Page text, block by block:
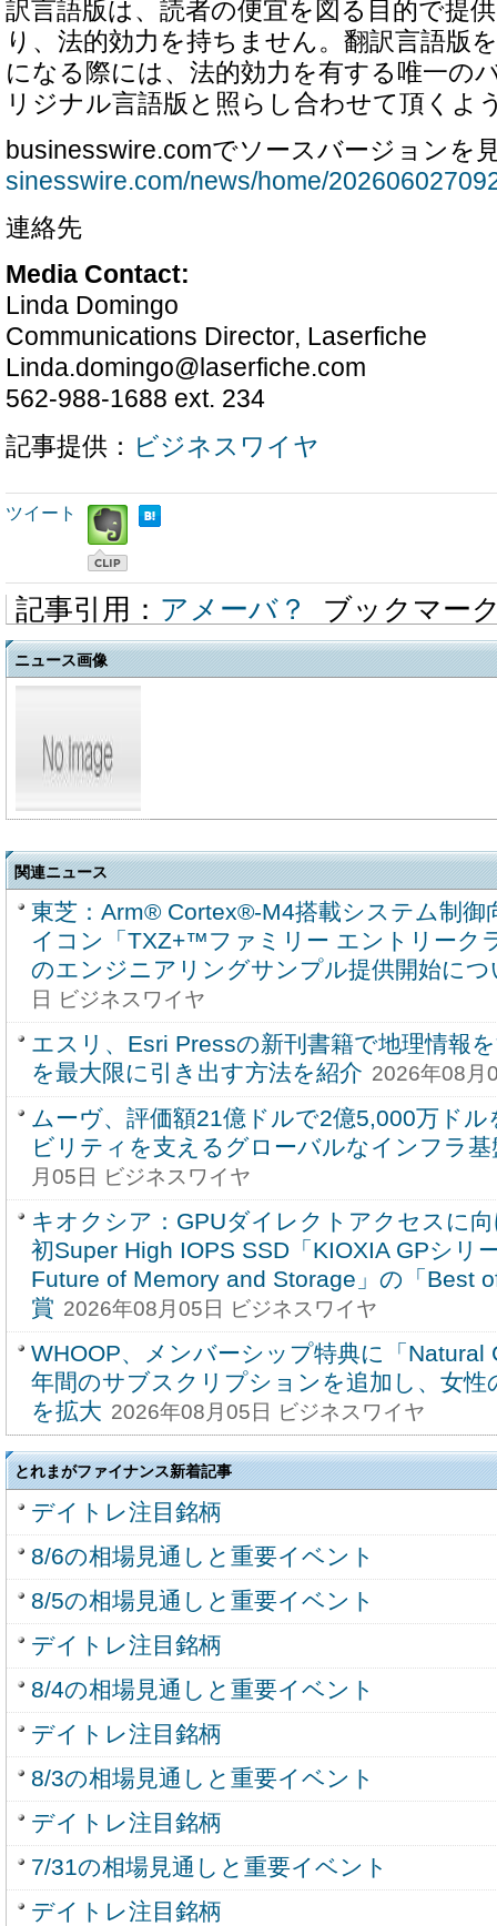
訳言語版は、読者の便宜を図る目的で提
り、法的効力を持ちません。翻訳言語版
になる際には、法的効力を有する唯一の
リジナル言語版と照らし合わせて頂くよ
businesswire.comでソースバージョンを
sinesswire.com/news/home/
連絡先
Media Contact:
Linda Domingo
Communications Director, Laserfiche
Linda.domingo@laserfiche.com
562-988-1688 ext. 234
記事提供： ビジネスワイヤ
ツイート
記事引用： アメーバ？ ブックマー
ニュース画像
関連ニュース
東芝：Arm® Cortex®-M4搭載システム制御
イコン「TXZ+™ファミリー エントリーク
のエンジニアリングサンプル提供開始につ
日 ビジネスワイヤ
エスリ、Esri Pressの新刊書籍で地理情報
を最大限に引き出す方法を紹介 2026年08月
ムーヴ、評価額21億ドルで2億5,000万ドル
ビリティを支えるグローバルなインフラ
月05日 ビジネスワイヤ
キオクシア：GPUダイレクトアクセスに
初Super High IOPS SSD「KIOXIA GPシリ
Future of Memory and Storage」の「Best
賞 2026年08月05日 ビジネスワイヤ
WHOOP、メンバーシップ特典に「Natural
年間のサブスクリプションを追加し、女性
を拡大 2026年08月05日 ビジネスワイヤ
とれまがファイナンス新着記事
デイトレ注目銘柄
8/6の相場見通しと重要イベント
8/5の相場見通しと重要イベント
デイトレ注目銘柄
8/4の相場見通しと重要イベント
デイトレ注目銘柄
8/3の相場見通しと重要イベント
デイトレ注目銘柄
7/31の相場見通しと重要イベント
デイトレ注目銘柄